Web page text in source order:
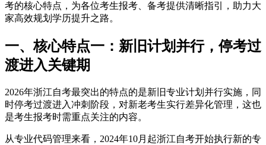
考的核心特点，为各位考生报考、备考提供清晰指引，助力大
家高效规划学历提升之路。
一、核心特点一：新旧计划并行，停考过
渡进入关键期
2026年浙江自考最突出的特点的是新旧专业计划并行实施，同
时停考过渡进入冲刺阶段，对新老考生实行差异化管理，这也
是考生报考时需重点关注的内容。
从专业代码管理来看，2024年10月起浙江自考开始执行新的专